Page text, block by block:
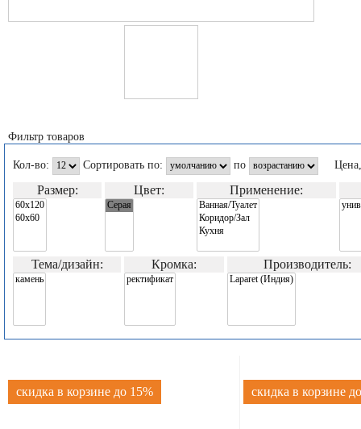
Фильтр товаров
Кол-во: Сортировать по: по Цена
Размер: Цвет: Применение:
Тема/дизайн: Кромка: Производитель:
скидка в корзине до 15% скидка в корзине